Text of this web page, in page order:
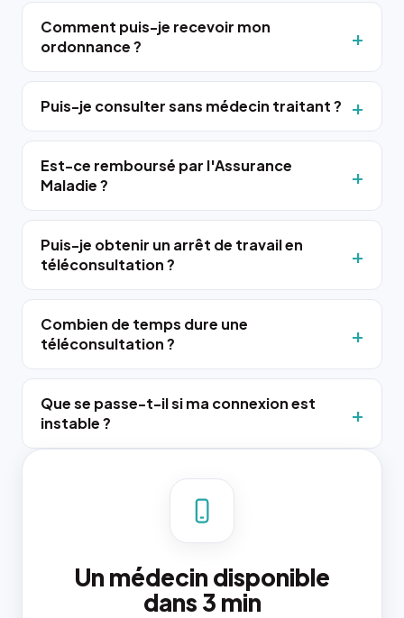
Comment puis-je recevoir mon
ordonnance ?
Puis-je consulter sans médecin traitant ?
Est-ce remboursé par l'Assurance
Maladie ?
Puis-je obtenir un arrêt de travail en
téléconsultation ?
Combien de temps dure une
téléconsultation ?
Que se passe-t-il si ma connexion est
instable ?
Un médecin disponible
dans 3 min